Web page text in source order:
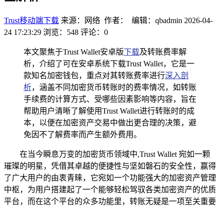
Trust移动端下载 来源：网络 作者： 编辑：qbadmin 2026-04-
24 17:23:29 浏览：548 评论：0
本文聚焦于Trust Wallet安卓版下载及转账费率解
析，介绍了可在安卓系统下载Trust Wallet，它是一
款知名加密钱包，重点对其转账费率进行深入剖
析，涵盖不同加密货币转账时的费率情况，如转账
手续费的计算方式、受哪些因素影响等内容，旨在
帮助用户清晰了解使用Trust Wallet进行转账时的成
本，以便在加密资产交易中做出更合理的决策，避
免因不了解费率而产生额外费用。
在当今瞬息万变的加密货币领域中,Trust Wallet 宛如一颗
璀璨的明星，凭借其卓越的便捷性与坚如磐石的安全性，赢得
了广大用户的由衷青睐，它宛如一个功能强大的加密资产管理
中枢，为用户搭建起了一个能够轻松驾驭各类加密资产的优质
平台，而在这个平台的众多功能里，转账无疑是一项至关重要